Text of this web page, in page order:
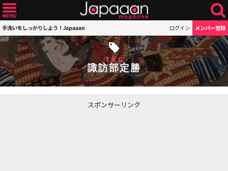
手洗いをしっかりしよう！Japaaan ログイン メンバー登録
TAG
諏訪部定勝
スポンサーリンク